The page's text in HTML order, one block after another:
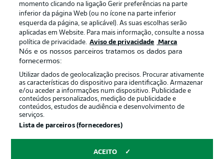
APLICATIVO DA BUNDESLIGA
Oferecido por
momento clicando na ligação Gerir preferências na parte
inferior da página Web (ou no ícone na parte inferior
esquerda da página, se aplicável). As suas escolhas serão
aplicadas em Website. Para mais informação, consulte a nossa
política de privacidade. Aviso de privacidade Marca
Nós e os nossos parceiros tratamos os dados para
fornecermos:
Utilizar dados de geolocalização precisos. Procurar ativamente
as características do dispositivo para identificação. Armazenar
e/ou aceder a informações num dispositivo. Publicidade e
conteúdos personalizados, medição de publicidade e
conteúdos, estudos de audiência e desenvolvimento de
serviços.
Lista de parceiros (fornecedores)
ACEITO